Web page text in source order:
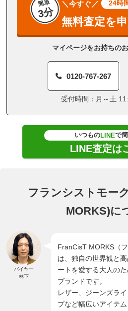
簡単
3分
＼今すぐ／ 24時
無料査定を
マイページをお持ちの
0120-767-267
受付時間：月～土
いつものLINEで
LINE査定は
フランシストモー
MORKS)に
バイヤー
林下
FranCisT MORKS（
は、独自の世界観と
ートを愛する大人の
ブランドです。
レザー、ジーンズラ
プなど幅広いアイテム